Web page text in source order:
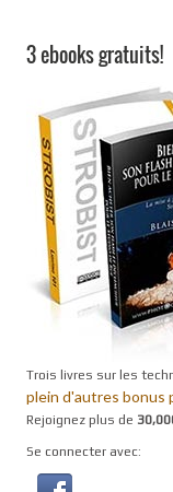
3 ebooks gratuits!
Trois livres sur les
plein d'autres bonus
Rejoignez plus de
Se connecter avec: